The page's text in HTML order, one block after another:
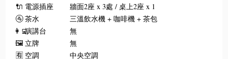
🔌 電源插座
牆面2座 x 3處 / 桌上2座 x 1
🚰 茶水
三溫飲水機 + 咖啡機 + 茶包
👩‍💻演講台
無
🖼️ 立牌
無
🈶 空調
中央空調